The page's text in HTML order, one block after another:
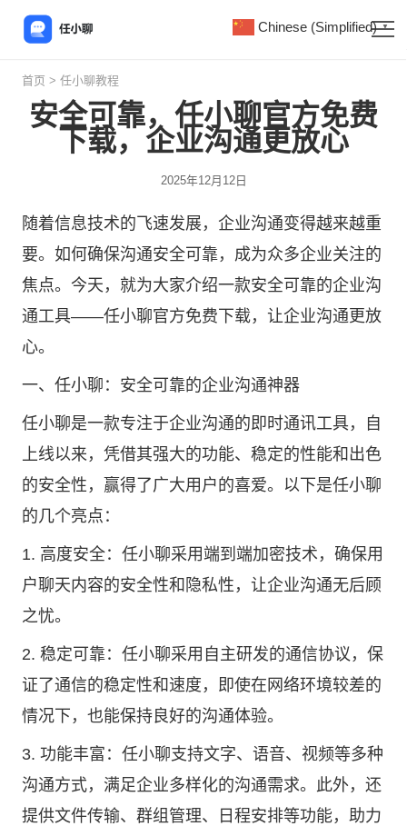
首页 > 任小聊教程
安全可靠，任小聊官方免费
下载，企业沟通更放心
2025年12月12日
随着信息技术的飞速发展，企业沟通变得越来越重
要。如何确保沟通安全可靠，成为众多企业关注的
焦点。今天，就为大家介绍一款安全可靠的企业沟
通工具——任小聊官方免费下载，让企业沟通更放
心。
一、任小聊：安全可靠的企业沟通神器
任小聊是一款专注于企业沟通的即时通讯工具，自
上线以来，凭借其强大的功能、稳定的性能和出色
的安全性，赢得了广大用户的喜爱。以下是任小聊
的几个亮点：
1. 高度安全：任小聊采用端到端加密技术，确保用
户聊天内容的安全性和隐私性，让企业沟通无后顾
之忧。
2. 稳定可靠：任小聊采用自主研发的通信协议，保
证了通信的稳定性和速度，即使在网络环境较差的
情况下，也能保持良好的沟通体验。
3. 功能丰富：任小聊支持文字、语音、视频等多种
沟通方式，满足企业多样化的沟通需求。此外，还
提供文件传输、群组管理、日程安排等功能，助力
Chinese (Simplified) ▼